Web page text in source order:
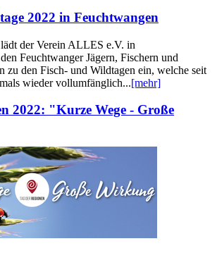
2022 in Feuchtwangen
der Verein ALLES e.V. in
Feuchtwanger Jägern, Fischern und
zu den Fisch- und Wildtagen ein, welche seit
wieder vollumfänglich...[mehr]
2022: "Kurze Wege - Große